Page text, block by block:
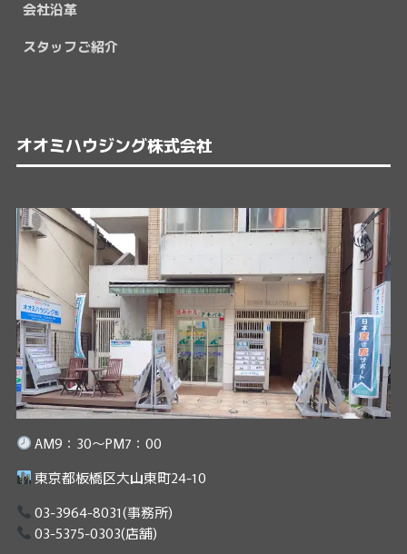
会社沿革
スタッフご紹介
オオミハウジング株式会社
AM9：30～PM7：00
東京都板橋区大山東町24-10
03-3964-8031(事務所)
03-5375-0303(店舗)